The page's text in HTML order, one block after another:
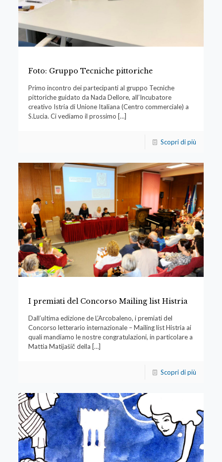
Foto: Gruppo Tecniche pittoriche
Primo incontro dei partecipanti al gruppo Tecniche
pittoriche guidato da Nada Dellore, all’Incubatore
creativo Istria di Unione Italiana (Centro commerciale) a
S.Lucia. Ci vediamo il prossimo […]
Scopri di più
I premiati del Concorso Mailing list Histria
Dall’ultima edizione de L’Arcobaleno, i premiati del
Concorso letterario internazionale – Mailing list Histria ai
quali mandiamo le nostre congratulazioni, in particolare a
Mattia Matijašič della […]
Scopri di più